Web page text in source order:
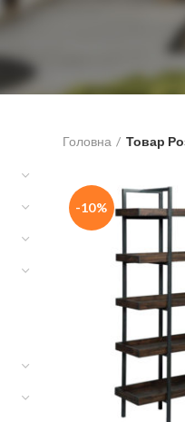
Головна Товар
-10%